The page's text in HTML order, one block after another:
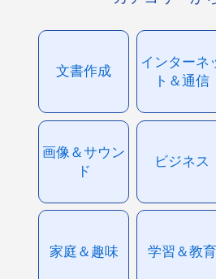
文書作成
インターネ
ト＆通信
画像＆サウン
ド
ビジネス
家庭＆趣味 学習＆教育